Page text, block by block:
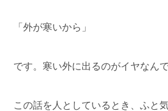
「外が寒いから」
です。寒い外に出るのがイヤなんで
この話を人としているとき、ふと